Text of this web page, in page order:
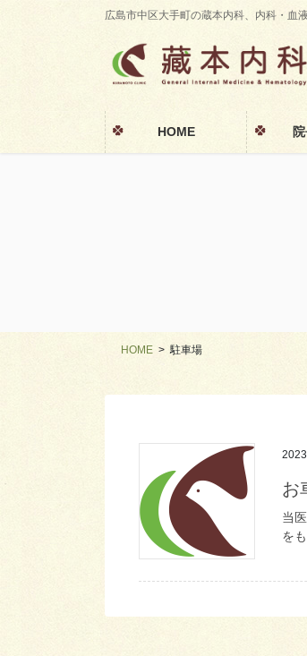
広島市中区大手町の蔵本内科、内科・血
HOME
HOME 駐車場
お
当
を